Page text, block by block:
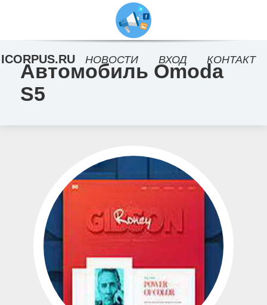
Автомобиль Omoda
S5
ICORPUS.RU НОВОСТИ ВХОД КОНТАКТ